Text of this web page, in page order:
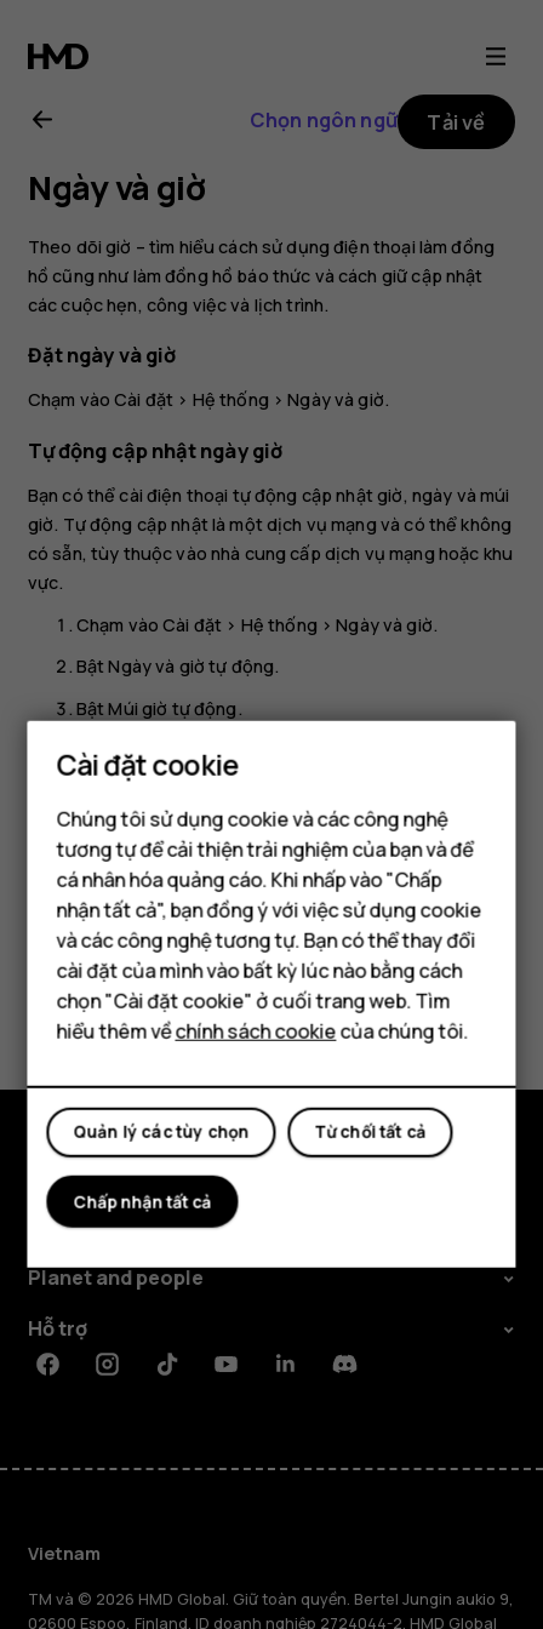
Hướng
dẫn
sử
dụng
Nokia
8.1
Điện thoại thông minh
Điện thoại phổ thông
Máy tính bảng
Chọn ngôn ngữ Tải về
Ngày và giờ
Theo dõi giờ – tìm hiểu cách sử dụng điện thoại làm đồng
hồ cũng như làm đồng hồ báo thức và cách giữ cập nhật
các cuộc hẹn, công việc và lịch trình.
Đặt ngày và giờ
Chạm vàoCài đặt > Hệ thống >Ngày và giờ.
Tự động cập nhật ngày giờ
Bạn có thể cài điện thoại tự động cập nhật giờ, ngày và múi
giờ. Tự động cập nhật là một dịch vụ mạng và có thể không
có sẵn, tùy thuộc vào nhà cung cấp dịch vụ mạng hoặc khu
vực.
Chạm vàoCài đặt > Hệ thống >Ngày và giờ.
BậtNgày và giờ tự động.
BậtMúi giờ tự động.
Chuyển đồng hồ sang định dạng 24 giờ
định dạng 24 giờ.
Bạn tìm được thông tin hữu ích không?
Khám phá
Giới thiệu
Planet and people
Hỗ trợ
FacebookInstagramTiktokYoutubeLinkedinDiscord
Vietnam
TM và © 2026 HMD Global. Giữ toàn quyền. Bertel Jungin aukio 9,
02600 Espoo, Finland. ID doanh nghiệp 2724044-2. HMD Global
Cài đặt cookie
Chúng tôi sử dụng cookie và các công nghệ
tương tự để cải thiện trải nghiệm của bạn và để
cá nhân hóa quảng cáo. Khi nhấp vào "Chấp
nhận tất cả", bạn đồng ý với việc sử dụng cookie
và các công nghệ tương tự. Bạn có thể thay đổi
cài đặt của mình vào bất kỳ lúc nào bằng cách
chọn "Cài đặt cookie" ở cuối trang web. Tìm
hiểu thêm vềchính sách cookiecủa chúng tôi.
Từ chối tất cả
Quản lý các tùy chọn
Chấp nhận tất cả